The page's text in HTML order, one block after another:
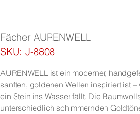
Fächer AURENWELL
SKU: J-8808
AURENWELL ist ein moderner,
sanften, goldenen Wellen inspiriert ist
ein Stein ins Wasser fällt. Die
unterschiedlich schimmernden